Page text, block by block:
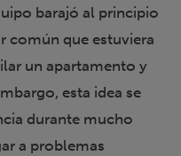
barajó al principio
común que estuviera
un apartamento y
esta idea se
durante mucho
a problemas